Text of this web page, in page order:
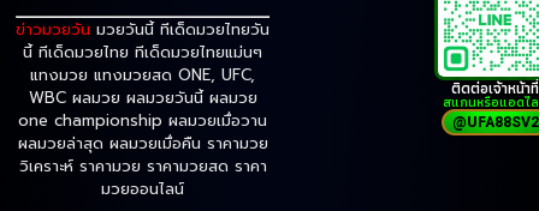
ข่าวมวยวัน มวยวันนี้ ทีเด็ดมวยไทยวัน
นี้ ทีเด็ดมวยไทย ทีเด็ดมวยไทยแม่นๆ
แทงมวย แทงมวยสด ONE, UFC,
WBC ผลมวย ผลมวยวันนี้ ผลมวย
one championship ผลมวยเมื่อวาน
ผลมวยล่าสุด ผลมวยเมื่อคืน ราคามวย
วิเคราะห์ ราคามวย ราคามวยสด ราคา
มวยออนไลน์
ติดต่อเจ้าหน้าที่
สแกนหรือแอดไ
@UFA88SV2